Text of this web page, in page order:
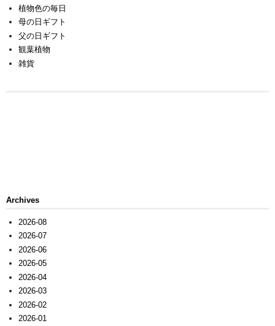
植物色の毎日
母の日ギフト
父の日ギフト
観葉植物
雑貨
Archives
2026-08
2026-07
2026-06
2026-05
2026-04
2026-03
2026-02
2026-01